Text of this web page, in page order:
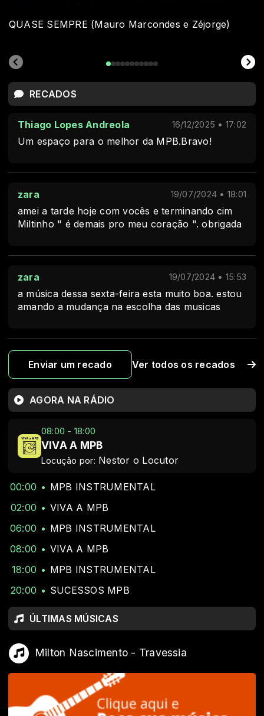
QUASE SEMPRE (Mauro Marcondes e Zéjorge)
RECADOS
Thiago Lopes Andreola 16/12/2025 • 17:02
Um espaço para o melhor da MPB.Bravo!
zara 19/07/2024 • 18:01
amei a tarde hoje com vocês e terminando cim
Miltinho " é demais pro meu coração ". obrigada
zara 19/07/2024 • 15:53
a música dessa sexta-feira esta muito boa. estou
amando a mudança na escolha das musicas
Enviar um recado Ver todos os recados
AGORA NA RÁDIO
08:00 - 18:00
VIVA A MPB
Locução por: Nestor o Locutor
00:00
MPB INSTRUMENTAL
02:00
VIVA A MPB
06:00
MPB INSTRUMENTAL
08:00
VIVA A MPB
18:00
MPB INSTRUMENTAL
20:00
SUCESSOS MPB
ÚLTIMAS MÚSICAS
Milton Nascimento - Travessia